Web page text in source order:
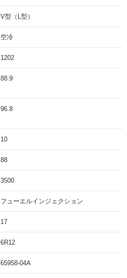
V型（L型）
空冷
1202
88.9
96.8
10
88
3500
フューエルインジェクション
17
6R12
65958-04A